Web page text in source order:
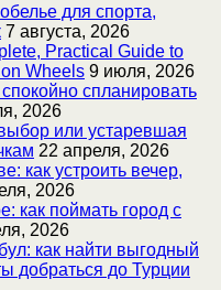
для спорта,
7 августа, 2026
Practical Guide to
Wheels 9 июля, 2026
спланировать
2026
или устаревшая
22 апреля, 2026
как устроить вечер,
2026
как поймать город с
2026
как найти выгодный
добраться до Турции